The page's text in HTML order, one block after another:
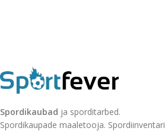
Spordikaubad ja sporditarbed.
Spordikaupade maaletooja. Spordiinventari